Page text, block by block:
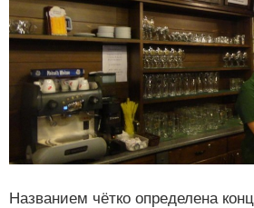
Названием чётко определена